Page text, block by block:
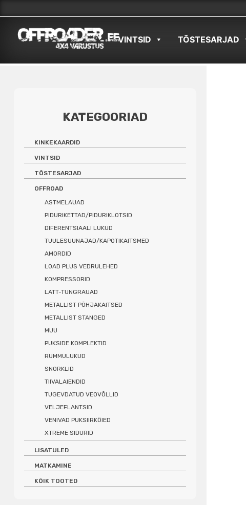
content
VINTSID TÕSTESARJAD
KATEGOORIAD
KINKEKAARDID
VINTSID
TÕSTESARJAD
OFFROAD
ASTMELAUAD
PIDURIKETTAD/PIDURIKLOTSID
DIFERENTSIAALI LUKUD
TUULESUUNAJAD/KAPOTIKAITSMED
AMORDID
LOAD PLUS VEDRULEHED
KOMPRESSORID
LATT-TUNGRAUAD
METALLIST PÕHJAKAITSED
METALLIST STANGED
MUU
PUKSIDE KOMPLEKTID
RUMMULUKUD
SNORKLID
TIIVALAIENDID
TUGEVDATUD VEOVÕLLID
VELJEFLANTSID
VENIVAD PUKSIIRKÖIED
XTREME SIDURID
LISATULED
MATKAMINE
KÕIK TOOTED